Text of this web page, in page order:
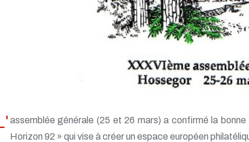
assemblée générale (25 et 26 mars) a confirmé la
Horizon 92 » qui vise à créer un espace européen